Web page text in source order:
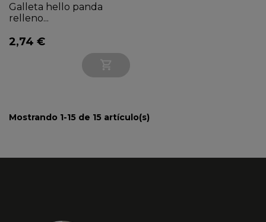
Galleta hello panda
relleno...
2,74 €

Mostrando 1-15 de 15 artículo(s)